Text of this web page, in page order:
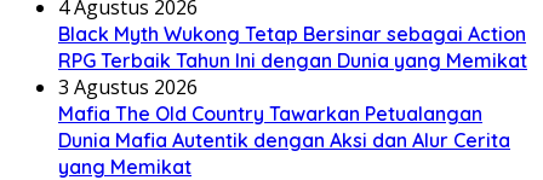
4 Agustus 2026
Black Myth Wukong Tetap Bersinar sebagai Action
RPG Terbaik Tahun Ini dengan Dunia yang Memikat
3 Agustus 2026
Mafia The Old Country Tawarkan Petualangan
Dunia Mafia Autentik dengan Aksi dan Alur Cerita
yang Memikat